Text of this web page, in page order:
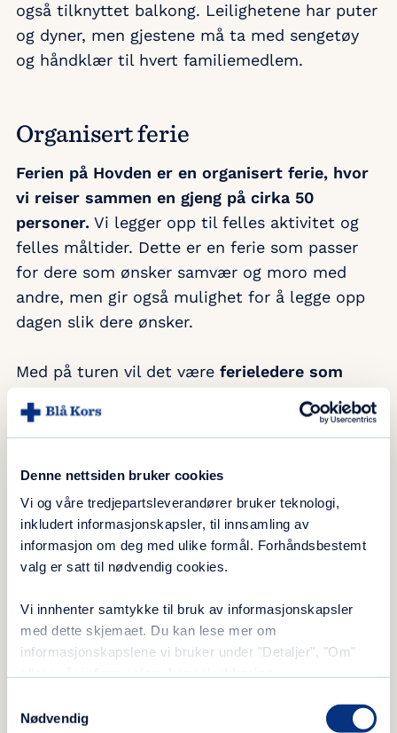
Denne nettsiden bruker cookies
Vi og våre tredjepartsleverandører bruker teknologi,
inkludert informasjonskapsler, til innsamling av
informasjon om deg med ulike formål. Forhåndsbestemt
valg er satt til nødvendig cookies.
Vi innhenter samtykke til bruk av informasjonskapsler
med dette skjemaet. Du kan lese mer om
informasjonskapslene vi bruker under "Detaljer", "Om"
Nødvendig
også tilknyttet balkong. Leilighetene har puter
og dyner, men gjestene må ta med sengetøy
og håndklær til hvert familiemedlem.
Organisert ferie
Ferien på Hovden er en organisert ferie, hvor
vi reiser sammen en gjeng på cirka 50
personer. Vi legger opp til felles aktivitet og
felles måltider. Dette er en ferie som passer
for dere som ønsker samvær og moro med
andre, men gir også mulighet for å legge opp
dagen slik dere ønsker.
Med på turen vil det være ferieledere som
, og som er
tilgjengelige for gjestene våre.
vannaktiviteter, må det være foreldre tilstedet
når barna bader.
Ellers koser vi oss på Hovden med alt som
finnes der.Ferien gir mulighet for avslapping
sosialt samvær med spilling og lek på
kveldstid.Vi legger til rette for at barn og
unge skal få opplevelser sammen med sine
sammen.